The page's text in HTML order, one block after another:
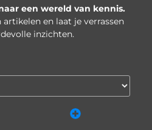
een wereld van kennis.
en laat je verrassen
inzichten.